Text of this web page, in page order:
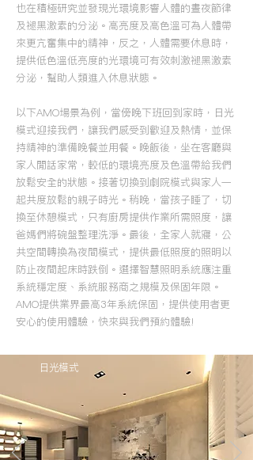
也在積極研究並發現光環境影響人體的晝夜節律
及褪黑激素的分泌。高亮度及高色溫可為人體帶
來更亢奮集中的精神，反之，人體需要休息時，
提供低色溫低亮度的光環境可有效刺激褪黑激素
分泌，幫助人類進入休息狀態。
以下AMO場景為例，當傍晚下班回到家時，日光
模式迎接我們，讓我們感受到歡迎及熱情，並保
持精神的準備晚餐並用餐。晚飯後，坐在客廳與
家人閒話家常，較低的環境亮度及色溫帶給我們
放鬆安全的狀態。接著切換到劇院模式與家人一
起共度放鬆的親子時光。稍晚，當孩子睡了，切
換至休憩模式，只有廚房提供作業所需照度，讓
爸媽們將碗盤整理洗淨。最後，全家人就寢，公
共空間轉換為夜間模式，提供最低照度的照明以
防止夜間起床時跌倒。 選擇智慧照明系統應注重
系統穩定度、系統服務商之規模及保固年限。
AMO提供業界最高3年系統保固，提供使用者更
安心的使用體驗，快來與我們預約體驗!
日光模式